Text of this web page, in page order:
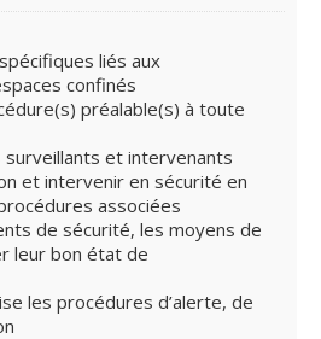
liés aux
confinés
préalable(s) à toute
surveillants et intervenants
et intervenir en sécurité en
associées
de sécurité, les moyens de
leur bon état de
les procédures d’alerte, de